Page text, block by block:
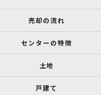
売却の流れ
センターの特徴
土地
戸建て